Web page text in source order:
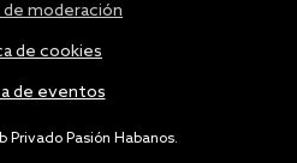
Privado Pasión Habanos.
moderación
de cookies
de eventos